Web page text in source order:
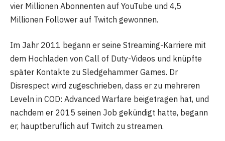
vier Millionen Abonnenten auf YouTube und 4,5
Millionen Follower auf Twitch gewonnen.
Im Jahr 2011 begann er seine Streaming-Karriere mit
dem Hochladen von Call of Duty-Videos und knüpfte
später Kontakte zu Sledgehammer Games. Dr
Disrespect wird zugeschrieben, dass er zu mehreren
Leveln in COD: Advanced Warfare beigetragen hat, und
nachdem er 2015 seinen Job gekündigt hatte, begann
er, hauptberuflich auf Twitch zu streamen.